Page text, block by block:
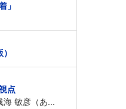
」
点
敏彦（あ...